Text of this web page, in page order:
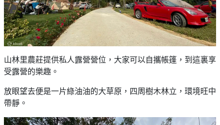
山林里農莊提供私人露營營位，大家可以自攜帳篷，到這裏享
受露營的樂趣。
放眼望去便是一片綠油油的大草原，四周樹木林立，環境旺中
帶靜。